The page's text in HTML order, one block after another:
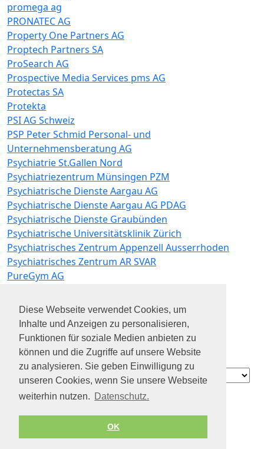
Diese Webseite verwendet Cookies, um
Inhalte und Anzeigen zu personalisieren,
Funktionen für soziale Medien anbieten zu
können und die Zugriffe auf unsere Website
zu analysieren. Sie geben Einwilligung zu
unseren Cookies, wenn Sie unsere Webseite
weiterhin nutzen. Datenschutz.
OK
promega ag
PRONATEC AG
Property One Partners AG
Proptech Partners SA
ProSearch AG
Prospective Media Services pms AG
Protectas SA
Protekta
PSI AG Schweiz
PSP Peter Schmid Personal- und
Unternehmensberatung AG
Psychiatrie St.Gallen Nord
Psychiatriezentrum Münsingen PZM
Psychiatrische Dienste Aargau AG
Psychiatrische Dienste Aargau AG PDAG
Psychiatrische Dienste Graubünden
Psychiatrische Universitätsklinik Zürich
Psychiatrisches Zentrum Appenzell Ausserrhoden
Psychiatrisches Zentrum AR SVAR
PureGym AG
Pädagogische Hochschule Bern
Pädagogische Hochschule Luzern
Pädagogische Hochschule Schaffhausen
Pädagogische Hochschule Schwyz
Pädagogischen Hochschule Zug
Contact
Datenschutz
Geschäftsbedingungen